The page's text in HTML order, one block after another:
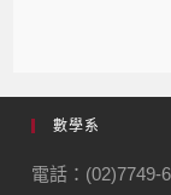
數學系
電話：(02)7749-